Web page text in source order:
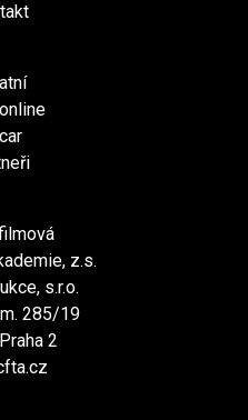
z.s.
s.r.o.
285/19
2